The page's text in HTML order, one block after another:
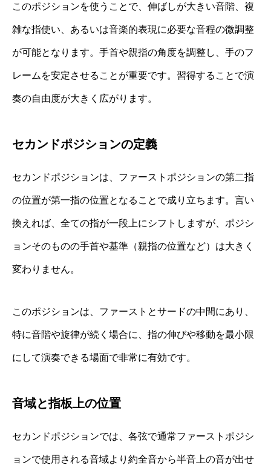
このポジションを使うことで、伸ばしが大きい音階、複
雑な指使い、あるいは音楽的表現に必要な音程の微調整
が可能となります。手首や親指の角度を調整し、手のフ
レームを安定させることが重要です。習得することで演
奏の自由度が大きく広がります。
セカンドポジションの定義
セカンドポジションは、ファーストポジションの第二指
の位置が第一指の位置となることで成り立ちます。言い
換えれば、全ての指が一段上にシフトしますが、ポジシ
ョンそのものの手首や基準（親指の位置など）は大きく
変わりません。
このポジションは、ファーストとサードの中間にあり、
特に音階や旋律が続く場合に、指の伸びや移動を最小限
にして演奏できる場面で非常に有効です。
音域と指板上の位置
セカンドポジションでは、各弦で通常ファーストポジシ
ョンで使用される音域より約全音から半音上の音が出せ